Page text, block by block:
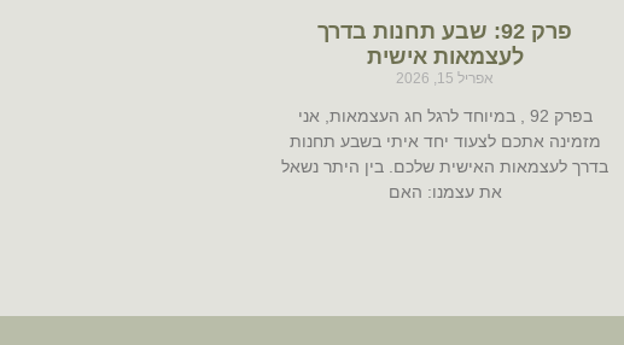
פרק 92: שבע תחנות בדרך
לעצמאות אישית
אפריל 15, 2026
בפרק 92 , במיוחד לרגל חג העצמאות, אני
מזמינה אתכם לצעוד יחד איתי בשבע תחנות
בדרך לעצמאות האישית שלכם. בין היתר נשאל
את עצמנו: האם